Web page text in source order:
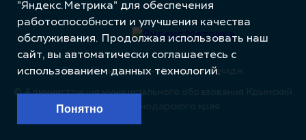
© Администрация муниципального образования Крымский
район Краснодарского края
Разработка сайта – Интернет-Имидж
"Яндекс.Метрика" для обеспечения
работоспособности и улучшения качества
обслуживания. Продолжая использовать наш
сайт, вы автоматически соглашаетесь с
использованием данных технологий.
Понятно